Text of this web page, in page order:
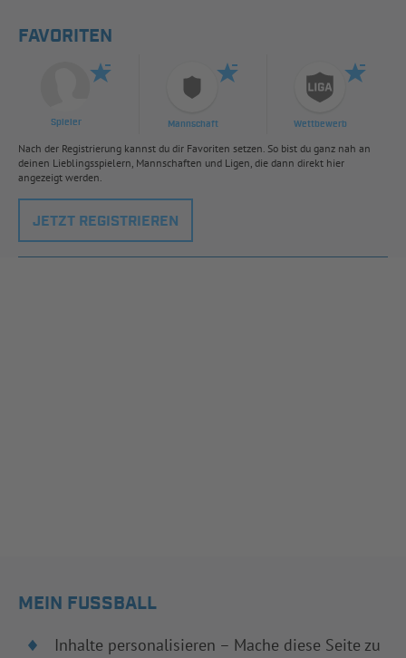
FAVORITEN
Spieler Mannschaft Wettbewerb
Nach der Registrierung kannst du dir Favoriten setzen. So bist du ganz nah an
deinen Lieblingsspielern, Mannschaften und Ligen, die dann direkt hier
angezeigt werden.
JETZT REGISTRIEREN
MEIN FUSSBALL
Inhalte personalisieren – Mache diese Seite zu